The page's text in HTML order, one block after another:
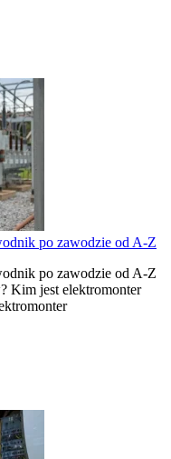
po zawodzie od A-Z
po zawodzie od A-Z
Kim jest elektromonter